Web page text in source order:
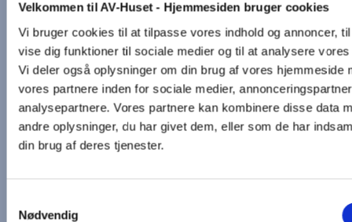
Velkommen til AV-Huset - Hjemmesiden bruger cookies
Vi bruger cookies til at tilpasse vores indhold og annoncer,
vise dig funktioner til sociale medier og til at analysere
Vi deler også oplysninger om din brug af vores hjemmeside
vores partnere inden for sociale medier,
analysepartnere. Vores partnere kan kombinere disse data
andre oplysninger, du har givet dem, eller som de har
din brug af deres tjenester.
Nødvendig